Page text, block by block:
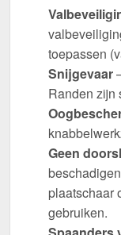
toepassen
Snijgevaar
Randen zijn
Geen
plaatschaar
gebruiken.